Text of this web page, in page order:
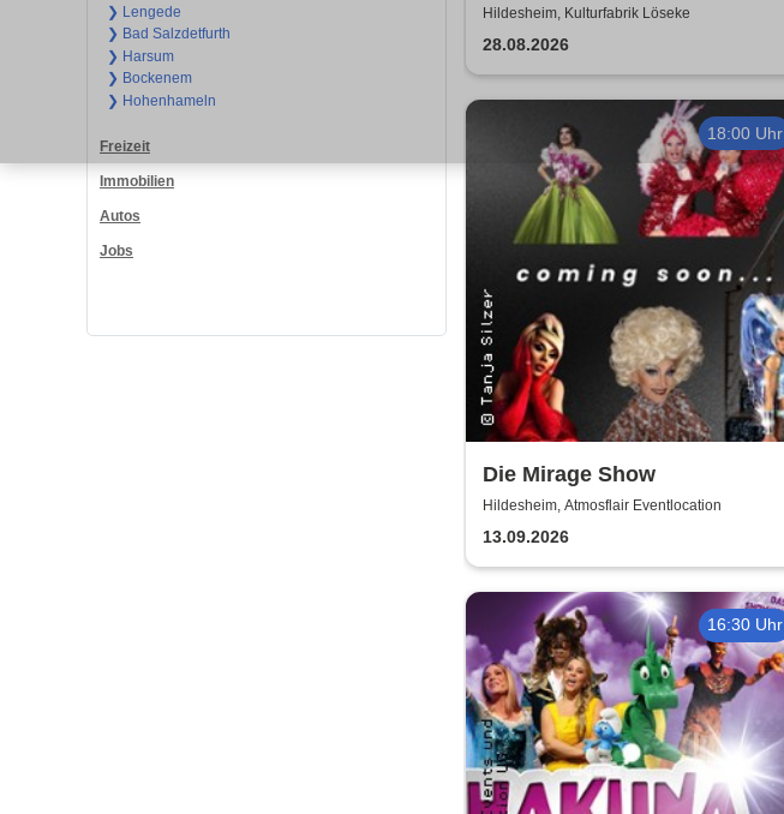
❯ Lengede
❯ Bad Salzdetfurth
❯ Harsum
❯ Bockenem
❯ Hohenhameln
Freizeit
Immobilien
Autos
Jobs
Löseke
Hildesheim, Kulturfabrik Löseke
28.08.2026
18:00 Uhr
Die Mirage Show
Hildesheim, Atmosflair Eventlocation
13.09.2026
16:30 Uhr